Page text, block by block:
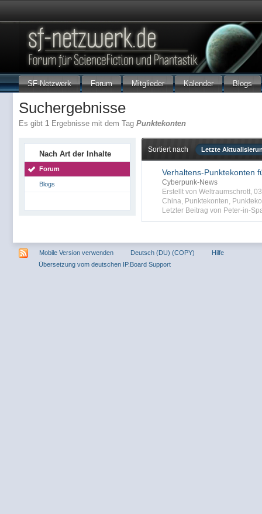
SF-Netzwerk Forum Mitglieder Kalender Blogs
Suchergebnisse
Es gibt 1 Ergebnisse mit dem Tag Punktekonten
Nach Art der Inhalte
Forum
Blogs
Sortiert nach Letzte
Verhaltens-Punktekonten
Cyberpunk-News
Erstellt von Weltraumschrott,
China, Punktekonten,
Letzter Beitrag von Peter-in-
Mobile Version verwenden Deutsch (DU) (COPY)
Hilfe
Übersetzung vom deutschen IP.Board Support